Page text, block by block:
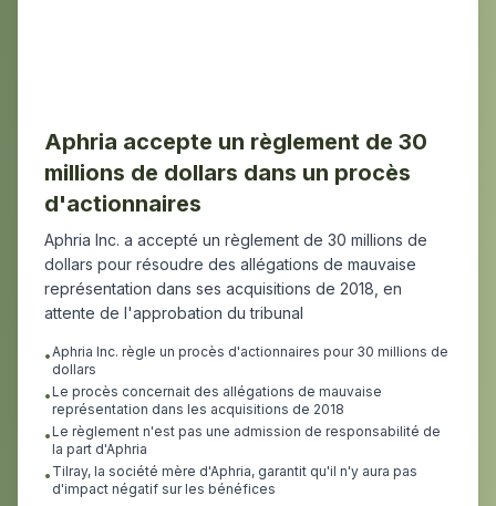
Aphria accepte un règlement de 30
millions de dollars dans un procès
d'actionnaires
Aphria Inc. a accepté un règlement de 30 millions de
dollars pour résoudre des allégations de mauvaise
représentation dans ses acquisitions de 2018, en
attente de l'approbation du tribunal
•Aphria Inc. règle un procès d'actionnaires pour 30 millions de
dollars
•Le procès concernait des allégations de mauvaise
représentation dans les acquisitions de 2018
•Le règlement n'est pas une admission de responsabilité de
la part d'Aphria
• Tilray, la société mère d'Aphria, garantit qu'il n'y aura pas
d'impact négatif sur les bénéfices